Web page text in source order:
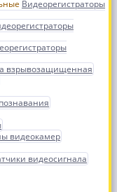
Видеорегистраторы
взрывозащищенная
видеокамер
видеосигнала